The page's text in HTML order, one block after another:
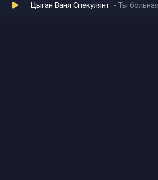
Цыган Ваня Спекулянт Ты